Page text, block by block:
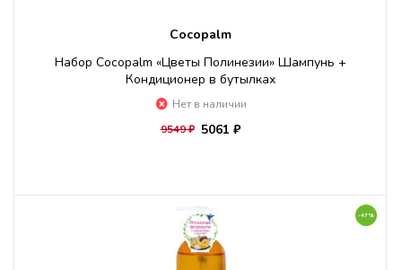
Cocopalm
Набор Cocopalm «Цветы Полинезии» Шампунь +
Кондиционер в бутылках
Нет в наличии
9549 ₽ 5061 ₽
-47%